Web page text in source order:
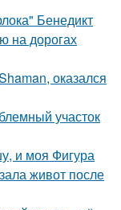
Бенедикт
на дорогах
оказался
участок
и моя Фигура
живот после